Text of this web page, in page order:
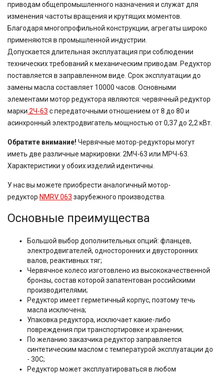
100
116,5
124,97
167,4
189
189,3
500
750
приводам общепромышленного назначения и служат для
изменения частоты вращения и крутящих моментов.
Благодаря многопрофильной конструкции, агрегаты широко
применяются в промышленной индустрии.
Допускается длительная эксплуатация при соблюдении
технических требований к механическим приводам. Редуктор
поставляется в заправленном виде. Срок эксплуатации до
замены масла составляет 10000 часов. Основными
элементами мотор редуктора являются: червячный редуктор
марки 2Ч-63 с передаточными отношением от 8 до 80 и
асинхронный электродвигатель мощностью от 0,37 до 2,2 кВт.
Обратите внимание! Червячные мотор-редукторы могут
иметь две различные маркировки: 2МЧ-63 или МРЧ-63.
Характеристики у обоих изделий идентичны.
У нас вы можете приобрести аналогичный мотор-
редуктор NMRV 063 зарубежного производства.
Основные преимущества
Большой выбор дополнительных опций: фланцев,
электродвигателей, односторонних и двусторонних
валов, реактивных тяг;
Червячное колесо изготовлено из высококачественной
бронзы, состав которой запатентован российскими
производителями;
Редуктор имеет герметичный корпус, поэтому течь
масла исключена;
Упаковка редуктора, исключает какие-либо
повреждения при транспортировке и хранении;
По желанию заказчика редуктор заправляется
синтетическим маслом с температурой эксплуатации до
- 30C;
Редуктор может эксплуатироваться в любом